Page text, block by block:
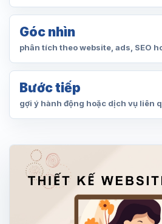
Góc nhìn
phân tích theo website, ads, SEO
Bước tiếp
gợi ý hành động hoặc dịch vụ liên